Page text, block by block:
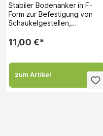
Stabiler Bodenanker in F-
Form zur Befestigung von
Schaukelgestellen,
im Boden....
11,00 €*
zum Artikel